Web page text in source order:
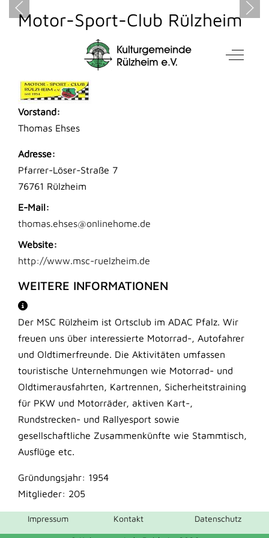
Mobile Menu Toggle Off-
Motor-Sport-Club Rülzheim
im ADAC e.V.
Vorstand:
Thomas Ehses
Adresse:
Pfarrer-Löser-Straße 7
76761 Rülzheim
E-Mail:
thomas.ehses@onlinehome.de
Website:
http://www.msc-ruelzheim.de
WEITERE INFORMATIONEN
Der MSC Rülzheim ist Ortsclub im ADAC Pfalz. Wir
freuen uns über interessierte Motorrad-, Autofahrer
und Oldtimerfreunde. Die Aktivitäten umfassen
touristische Unternehmungen wie Motorrad- und
Oldtimerausfahrten, Kartrennen, Sicherheitstraining
für PKW und Motorräder, aktiven Kart-,
Rundstrecken- und Rallyesport sowie
gesellschaftliche Zusammenkünfte wie Stammtisch,
Ausflüge etc.
Gründungsjahr: 1954
Mitglieder: 205
Impressum Kontakt Datenschutz